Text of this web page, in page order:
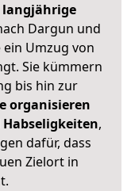
langjährige
Dargun und
Umzug von
Sie kümmern
bis hin zur
organisieren
,
dafür, dass
Zielort in